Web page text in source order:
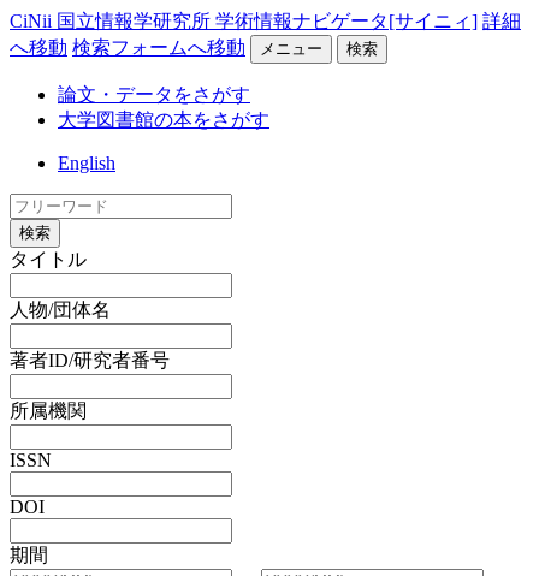
CiNii 国立情報学研究所 学術情報ナビゲータ[サイニィ] 詳細
へ移動 検索フォームへ移動 メニュー 検索
論文・データをさがす
大学図書館の本をさがす
English
検索
タイトル
人物/団体名
著者ID/研究者番号
所属機関
ISSN
DOI
期間